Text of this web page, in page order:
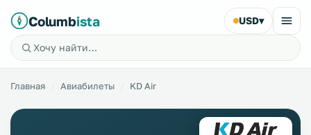
Columbista USD▾
Главная Авиабилеты KD Air